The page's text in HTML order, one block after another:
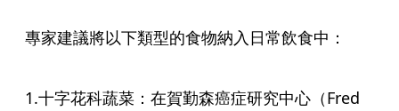
專家建議將以下類型的食物納入日常飲食中：
1.十字花科蔬菜：在賀勤森癌症研究中心（Fred